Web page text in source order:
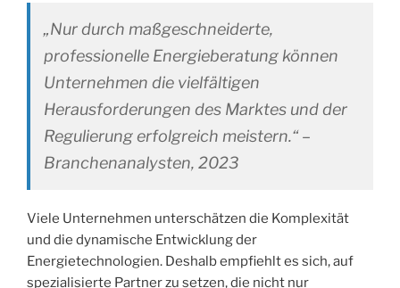
„Nur durch maßgeschneiderte,
professionelle Energieberatung können
Unternehmen die vielfältigen
Herausforderungen des Marktes und der
Regulierung erfolgreich meistern.“ –
Branchenanalysten, 2023
Viele Unternehmen unterschätzen die Komplexität
und die dynamische Entwicklung der
Energietechnologien. Deshalb empfiehlt es sich, auf
spezialisierte Partner zu setzen, die nicht nur